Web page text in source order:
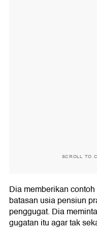
SCROLL TO
Dia memberikan
batasan usia pensiun
penggugat. Dia
gugatan itu agar tak